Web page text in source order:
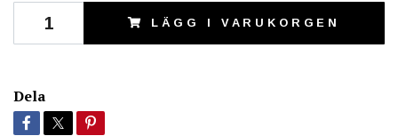
LÄGG I VARUKORGEN
Dela